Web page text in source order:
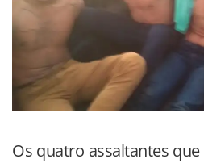
Os quatro assaltantes que